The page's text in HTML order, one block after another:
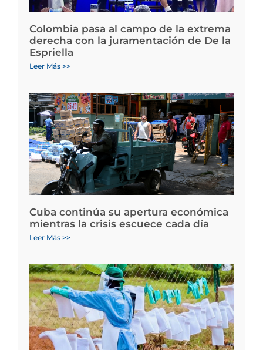
Colombia pasa al campo de la extrema
derecha con la juramentación de De la
Espriella
Leer Más >>
Cuba continúa su apertura económica
mientras la crisis escuece cada día
Leer Más >>